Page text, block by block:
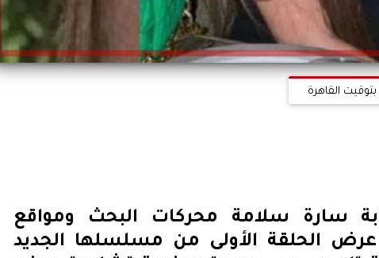
بتوقيت القاهرة
سارة سلامة محركات البحث ومواقع
الحلقة الأولى من مسلسلها الجديد